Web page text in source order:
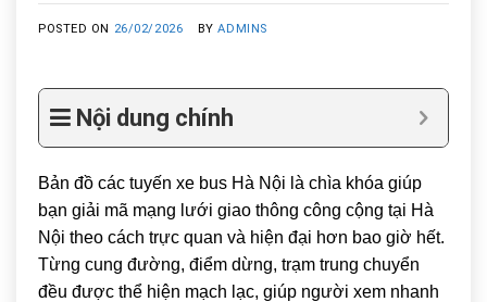
POSTED ON 26/02/2026 BYADMINS
Nội dung chính
Bản đồ các tuyến xe bus Hà Nội là chìa khóa giúp
bạn giải mã mạng lưới giao thông công cộng tại Hà
Nội theo cách trực quan và hiện đại hơn bao giờ hết.
Từng cung đường, điểm dừng, trạm trung chuyển
đều được thể hiện mạch lạc, giúp người xem nhanh